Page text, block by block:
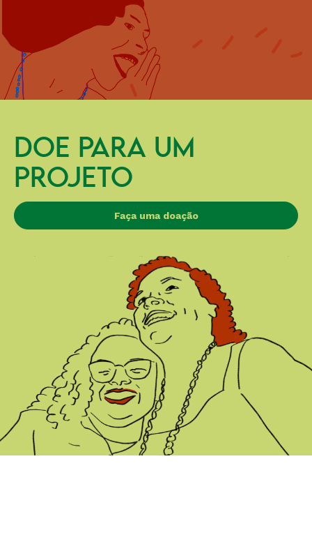
DOE PARA UM
PROJETO
Faça uma doação